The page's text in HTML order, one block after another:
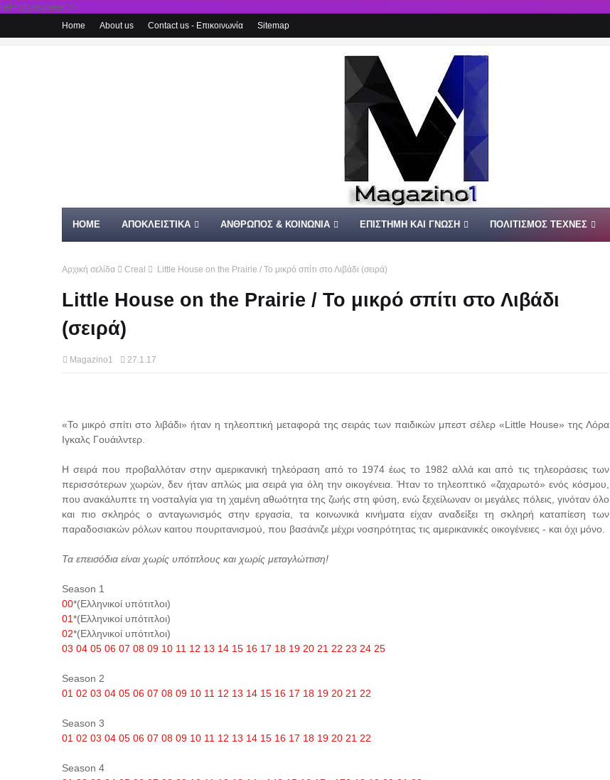
rel='stylesheet'/>
Home About us Contact us - Επικοινωνία Sitemap
HOME ΑΠΟΚΛΕΙΣΤΙΚΑ ΑΝΘΡΩΠΟΣ & ΚΟΙΝΩΝΙΑ ΕΠΙΣΤΗΜΗ ΚΑΙ ΓΝΩΣΗ ΠΟΛΙΤΙΣΜΟΣ ΤΕΧΝΕΣ
Αρχική σελίδα Creal Little House on the Prairie / Το μικρό σπίτι στο Λιβάδι (σειρά)
Little House on the Prairie / Το μικρό σπίτι στο Λιβάδι
(σειρά)
Magazino1 27.1.17
«Το μικρό σπίτι στο λιβάδι» ήταν η τηλεοπτική μεταφορά της σειράς των παιδικών μπεστ σέλερ «Little House» της Λόρα
Ιγκαλς Γουάιλντερ.
Η σειρά που προβαλλόταν στην αμερικανική τηλεόραση από το 1974 έως το 1982 αλλά και από τις τηλεοράσεις των
περισσότερων χωρών, δεν ήταν απλώς μια σειρά για όλη την οικογένεια. Ήταν το τηλεοπτικό «ζαχαρωτό» ενός κόσμου,
που ανακάλυπτε τη νοσταλγία για τη χαμένη αθωότητα της ζωής στη φύση, ενώ ξεχείλωναν οι μεγάλες πόλεις, γινόταν όλο
και πιο σκληρός ο ανταγωνισμός στην εργασία, τα κοινωνικά κινήματα είχαν αναδείξει τη σκληρή καταπίεση των
παραδοσιακών ρόλων καιτου πουριτανισμού, που βασάνιζε μέχρι νοσηρότητας τις αμερικανικές οικογένειες - και όχι μόνο.
Τα επεισόδια είναι χωρίς υπότιτλους και χωρίς μεταγλώττιση!
Season 1
00*(Ελληνικοί υπότιτλοι)
01*(Ελληνικοί υπότιτλοι)
02*(Ελληνικοί υπότιτλοι)
03 04 05 06 07 08 09 10 11 12 13 14 15 16 17 18 19 20 21 22 23 24 25
Season 2
01 02 03 04 05 06 07 08 09 10 11 12 13 14 15 16 17 18 19 20 21 22
Season 3
01 02 03 04 05 06 07 08 09 10 11 12 13 14 15 16 17 18 19 20 21 22
Season 4